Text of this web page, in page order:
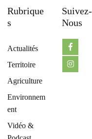
Rubrique
S
Actualités
Territoire
Agriculture
Environnem
ent
Vidéo &
Suivez-
Nous